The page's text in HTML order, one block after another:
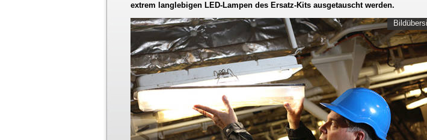
extrem langlebigen LED-Lampen des Ersatz-Kits ausgetauscht werden.